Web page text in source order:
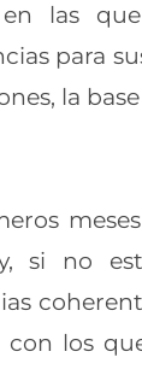
las
para
la
si no
con los